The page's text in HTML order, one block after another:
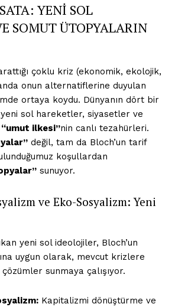
YENİ SOL
SOMUT ÜTOPYALARIN
çoklu kriz (ekonomik, ekolojik,
onun alternatiflerine duyulan
ortaya koydu. Dünyanın dört bir
sol hareketler, siyasetler ve
“umut ilkesi”nin canlı tezahürleri.
değil, tam da Bloch’un tarif
koşullardan
sunuyor.
ve Eko-Sosyalizm: Yeni
yeni sol ideolojiler, Bloch’un
uygun olarak, mevcut krizlere
sunmaya çalışıyor.
Kapitalizmi dönüştürme ve